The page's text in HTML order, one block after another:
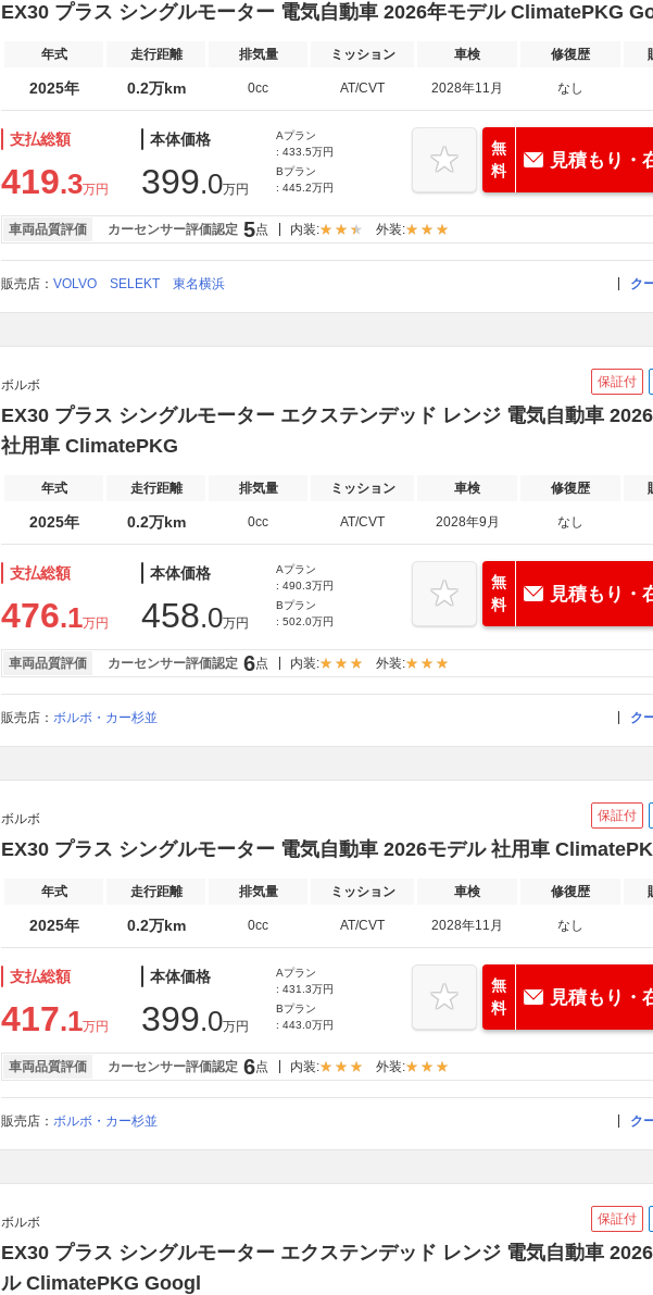
EX30 プラス シングルモーター 電気自動車 2026年モデル ClimatePKG
年式 走行距離 排気量 ミッション 車検 修復歴
2025年 0.2万km 0cc AT/CVT 2028年11月 なし
支払総額
419.3万円
本体価格
399.0万円
Aプラン
: 433.5万円
Bプラン
: 445.2万円
無
料
見積もり・
車両品質評価 カーセンサー評価認定 5点 内装: 外装:
販売店： VOLVO SELEKT 東名横浜 ク
ボルボ 保証付
EX30 プラス シングルモーター エクステンデッド レンジ 電気自動車
社用車 ClimatePKG
年式 走行距離 排気量 ミッション 車検 修復歴
2025年 0.2万km 0cc AT/CVT 2028年9月 なし
支払総額
476.1万円
本体価格
458.0万円
Aプラン
: 490.3万円
Bプラン
: 502.0万円
無
料
見積もり・
車両品質評価 カーセンサー評価認定 6点 内装: 外装:
販売店： ボルボ・カー杉並 ク
ボルボ 保証付
EX30 プラス シングルモーター 電気自動車 2026モデル 社用車
年式 走行距離 排気量 ミッション 車検 修復歴
2025年 0.2万km 0cc AT/CVT 2028年11月 なし
支払総額
417.1万円
本体価格
399.0万円
Aプラン
: 431.3万円
Bプラン
: 443.0万円
無
料
見積もり・
車両品質評価 カーセンサー評価認定 6点 内装: 外装:
販売店： ボルボ・カー杉並 ク
ボルボ 保証付
EX30 プラス シングルモーター エクステンデッド レンジ 電気自動車
ル ClimatePKG Googl